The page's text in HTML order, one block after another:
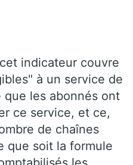
cet indicateur couvre
à un service de
que les abonnés ont
ce service, et ce,
de chaînes
que soit la formule